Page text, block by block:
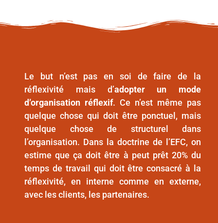
Le but n’est pas en soi de faire de la
réflexivité mais d’adopter un mode
d’organisation réflexif. Ce n’est même pas
quelque chose qui doit être ponctuel, mais
quelque chose de structurel dans
l’organisation. Dans la doctrine de l’EFC, on
estime que ça doit être à peut prêt 20% du
temps de travail qui doit être consacré à la
réflexivité, en interne comme en externe,
avec les clients, les partenaires.